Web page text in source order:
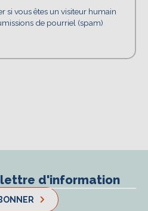
si vous êtes un visiteur humain
de pourriel (spam)
lettre d'information